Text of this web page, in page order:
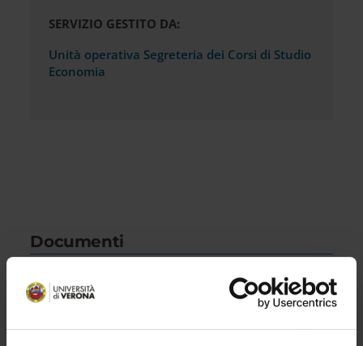
SERVIZIO GESTITO DA:
Unità operativa Segreteria dei Corsi di Studio
Economia
Documenti
Presentazioni Open day